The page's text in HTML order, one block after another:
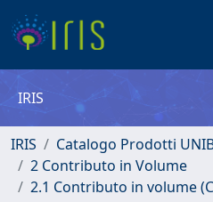
IRIS
IRIS
Catalogo Prodotti
2 Contributo in Volume
2.1 Contributo in volume